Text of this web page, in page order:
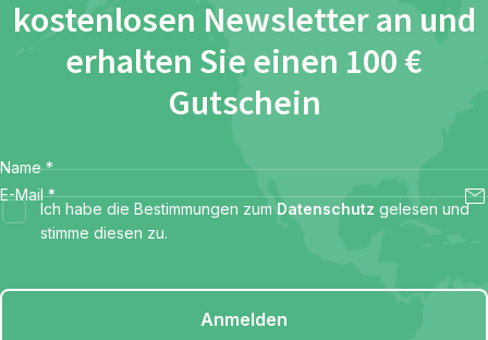
kostenlosen Newsletter an und
erhalten Sie einen 100 €
Gutschein
Name *
E-Mail *
Ich habe die Bestimmungen zum Datenschutz gelesen und
stimme diesen zu.
Anmelden